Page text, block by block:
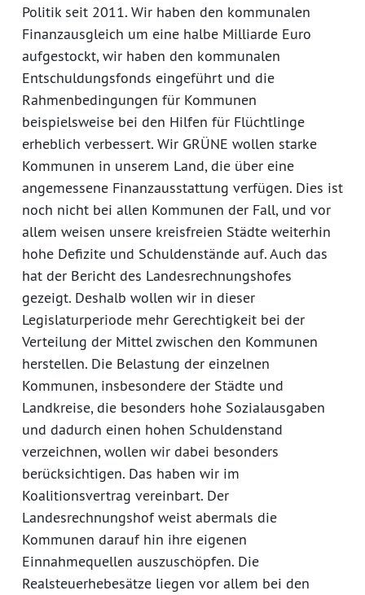
Politik seit 2011. Wir haben den kommunalen
Finanzausgleich um eine halbe Milliarde Euro
aufgestockt, wir haben den kommunalen
Entschuldungsfonds eingeführt und die
Rahmenbedingungen für Kommunen
beispielsweise bei den Hilfen für Flüchtlinge
erheblich verbessert. Wir GRÜNE wollen starke
Kommunen in unserem Land, die über eine
angemessene Finanzausstattung verfügen. Dies ist
noch nicht bei allen Kommunen der Fall, und vor
allem weisen unsere kreisfreien Städte weiterhin
hohe Defizite und Schuldenstände auf. Auch das
hat der Bericht des Landesrechnungshofes
gezeigt. Deshalb wollen wir in dieser
Legislaturperiode mehr Gerechtigkeit bei der
Verteilung der Mittel zwischen den Kommunen
herstellen. Die Belastung der einzelnen
Kommunen, insbesondere der Städte und
Landkreise, die besonders hohe Sozialausgaben
und dadurch einen hohen Schuldenstand
verzeichnen, wollen wir dabei besonders
berücksichtigen. Das haben wir im
Koalitionsvertrag vereinbart. Der
Landesrechnungshof weist abermals die
Kommunen darauf hin ihre eigenen
Einnahmequellen auszuschöpfen. Die
Realsteuerhebesätze liegen vor allem bei den